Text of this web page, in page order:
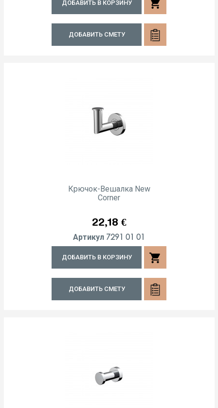
ДОБАВИТЬ В КОРЗИНУ shopping_cart
ДОБАВИТЬ СМЕТУ
Крючок-Вешалка New
Corner
Цена
22,18 €
Артикул 7291 01 01
ДОБАВИТЬ В КОРЗИНУ shopping_cart
ДОБАВИТЬ СМЕТУ